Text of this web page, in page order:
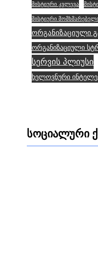
მისტიური კვლევა
მისტიური
ორგანიზაციული
ორგანიზაციული
სერვის პლიუსი
ხელოვნური
სოციალური